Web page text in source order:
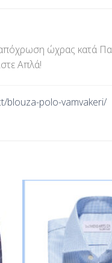
ώχρας κατά
Απλά!
blouza-polo-vamvakeri/